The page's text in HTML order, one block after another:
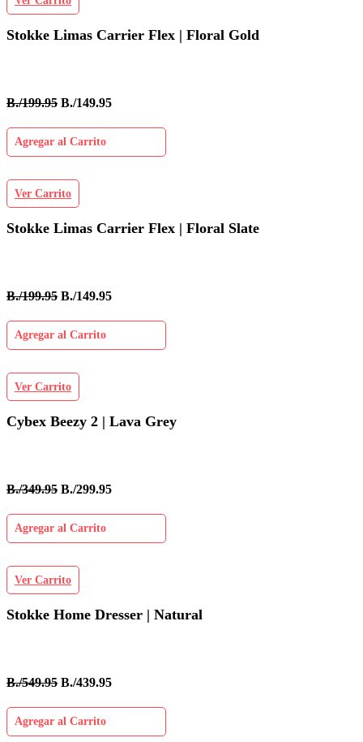
Stokke Limas Carrier Flex | Floral Gold
B./199.95 B./149.95
Agregar al Carrito
Ver Carrito
Stokke Limas Carrier Flex | Floral Slate
B./199.95 B./149.95
Agregar al Carrito
Ver Carrito
Cybex Beezy 2 | Lava Grey
B./349.95 B./299.95
Agregar al Carrito
Ver Carrito
Stokke Home Dresser | Natural
B./549.95 B./439.95
Agregar al Carrito